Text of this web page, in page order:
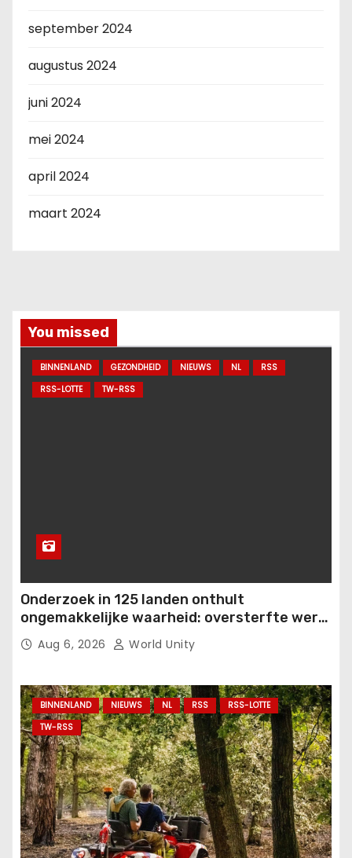
september 2024
augustus 2024
juni 2024
mei 2024
april 2024
maart 2024
You missed
BINNENLAND GEZONDHEID NIEUWS NL
RSS
RSS-LOTTE
TW-RSS
Onderzoek in 125 landen onthult
ongemakkelijke waarheid: oversterfte werd
veroorzaakt door democide en
vaccinatieverplichtingen, niet door ‘covid’.
Aug 6, 2026 World Unity
BINNENLAND NIEUWS NL RSS
RSS-LOTTE
TW-RSS